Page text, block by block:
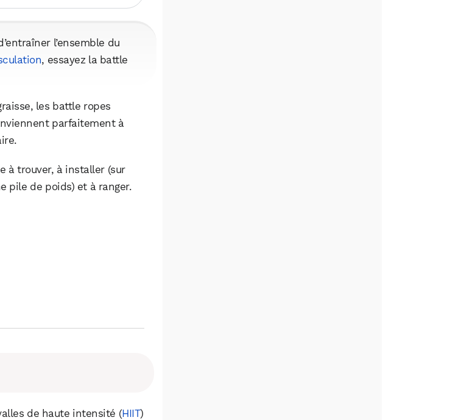
l’ensemble du
, essayez la battle
les battle ropes
parfaitement à
à trouver, à installer (sur
pile de poids) et à ranger.
de haute intensité (HIIT)